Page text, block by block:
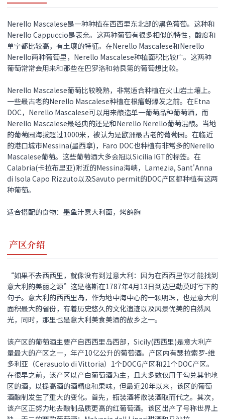
Nerello Mascalese是一种种植在西西里东北部的黑色葡萄。这种和
Nerello Cappuccio是表亲。这两种葡萄有很多相似的特性，酸度和
单宁都比较高，有土壤的特征。在Nerello Mascalese和Nerello
Nerello两种葡萄里，Nerello Mascalese种植面积比较广。这两种
葡萄常常会用来和那些在巴罗洛和勃艮第的葡萄想比较。
Nerello Mascalese葡萄比较晚熟，非常适合种植在火山岩土壤上。
一些最古老的Nerello Mascalese种植在根瘤蚜爆发之前。在Etna
DOC，Nerello Mascalese可以用来酿造单一葡萄品种葡萄酒，而
Nerello Mascalese最经典的还是和Nerello Nerello葡萄混酿。当地
的葡萄园海拔超过1000米，被认为是欧洲最古老的葡萄园。在临近
的港口城市Messina(墨西拿)，Faro DOC也种植有非常多的Nerello
Mascalese葡萄。这些葡萄酒大多会冠以Sicilia IGT的标签。在
Calabria(卡拉布里亚)附近的Messina海峡，Lamezia, Sant'Anna
di Isola Capo Rizzuto以及Savuto permit的DOC产区都种植有这两
种葡萄。
适合搭配的食物：墨鱼汁意大利面，烤鸽胸
产区介绍
“如果不去西西里，就像没有到过意大利：因为在西西里你才能找到
意大利的美丽之源”这是格斯在1787年4月13日到达巴勒莫时写下的
句子。意大利的西西里岛，作为地中海中心的一颗明珠，也是意大利
面积最大的省份，有着历史悠久的文化遗迹以及风景优美的自然风
光，同时，那里也是意大利美食美酒的故乡之一。
该产区的葡萄酒主要产自西西里岛西部，Sicily(西西里)是意大利产
量最大的产区之一，年产10亿公升的葡萄酒。产区内有瑟拉索罗-维
多利亚（Cerasuolo di Vittoria）1个DOCG产区和21个DOC产区。
在很早之前，该产区以产白葡萄酒为主，且大多数仅用于勾兑其他地
区的酒，以提高酒的酒精度和果味，但最近20年以来，该区的葡萄
酒酿制发生了重大的变化。首先，瓶装酒将散装酒取而代之。其次，
该产区正努力地去酿制品质更高的红葡萄酒。该区出产了号称世界上